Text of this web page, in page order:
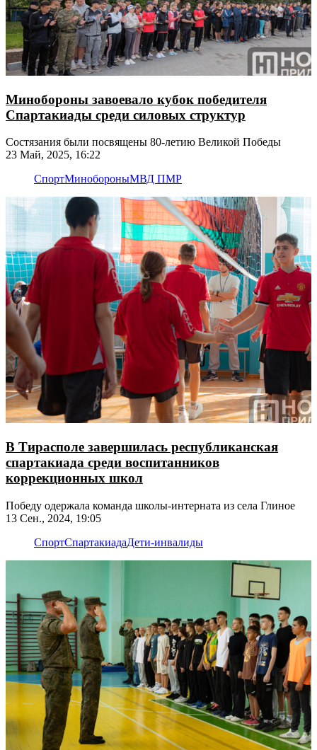
Минобороны завоевало кубок победителя
Спартакиады среди силовых структур
Состязания были посвящены 80-летию Великой Победы
23 Май, 2025, 16:22
СпортМинобороныМВД ПМР
В Тирасполе завершилась республиканская
спартакиада среди воспитанников
коррекционных школ
Победу одержала команда школы-интерната из села Глиное
13 Сен., 2024, 19:05
СпортСпартакиадаДети-инвалиды